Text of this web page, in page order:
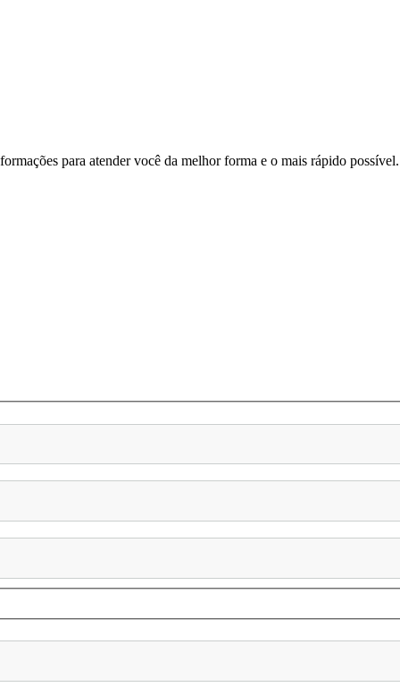
para atender você da melhor forma e o mais rápido possível.